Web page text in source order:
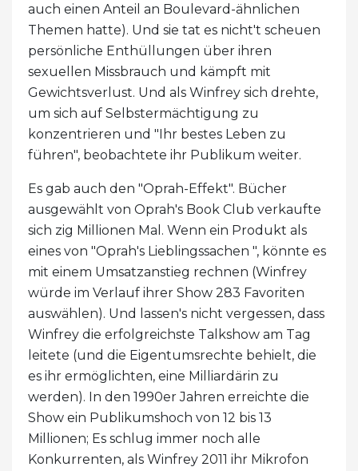
auch einen Anteil an Boulevard-ähnlichen
Themen hatte). Und sie tat es nicht't scheuen
persönliche Enthüllungen über ihren
sexuellen Missbrauch und kämpft mit
Gewichtsverlust. Und als Winfrey sich drehte,
um sich auf Selbstermächtigung zu
konzentrieren und "Ihr bestes Leben zu
führen", beobachtete ihr Publikum weiter.
Es gab auch den "Oprah-Effekt". Bücher
ausgewählt von Oprah's Book Club verkaufte
sich zig Millionen Mal. Wenn ein Produkt als
eines von "Oprah's Lieblingssachen ", könnte es
mit einem Umsatzanstieg rechnen (Winfrey
würde im Verlauf ihrer Show 283 Favoriten
auswählen). Und lassen's nicht vergessen, dass
Winfrey die erfolgreichste Talkshow am Tag
leitete (und die Eigentumsrechte behielt, die
es ihr ermöglichten, eine Milliardärin zu
werden). In den 1990er Jahren erreichte die
Show ein Publikumshoch von 12 bis 13
Millionen; Es schlug immer noch alle
Konkurrenten, als Winfrey 2011 ihr Mikrofon